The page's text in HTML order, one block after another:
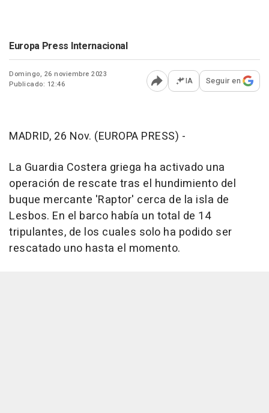
Europa Press Internacional
Domingo, 26 noviembre 2023
Publicado: 12:46
Abrir opciones para
IA Seguir en
MADRID, 26 Nov. (EUROPA PRESS) -
La Guardia Costera griega ha activado una
operación de rescate tras el hundimiento del
buque mercante 'Raptor' cerca de la isla de
Lesbos. En el barco había un total de 14
tripulantes, de los cuales solo ha podido ser
rescatado uno hasta el momento.